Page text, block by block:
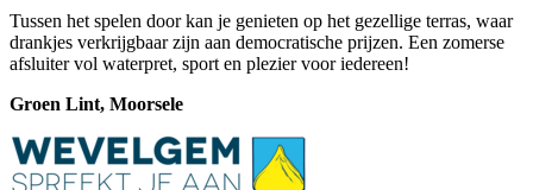
Tussen het spelen door kan je genieten op het gezellige terras, waar
drankjes verkrijgbaar zijn aan democratische prijzen. Een zomerse
afsluiter vol waterpret, sport en plezier voor iedereen!
Groen Lint, Moorsele